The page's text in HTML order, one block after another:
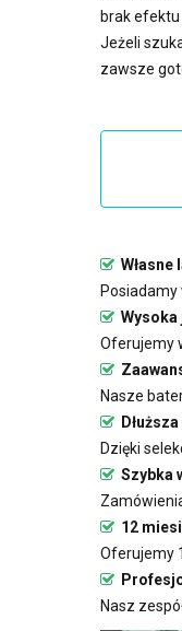
brak
Jeżeli
zawsze
Wysoka
Oferujemy
Nasze
Dzięki
Szybka
12
Oferujemy
Nasz